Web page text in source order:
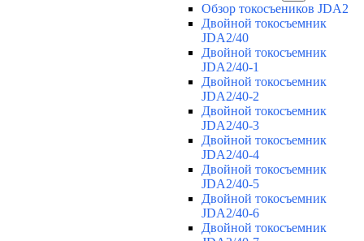
Обзор токосъеников JDA2
Двойной токосъемник
JDA2/40
Двойной токосъемник
JDA2/40-1
Двойной токосъемник
JDA2/40-2
Двойной токосъемник
JDA2/40-3
Двойной токосъемник
JDA2/40-4
Двойной токосъемник
JDA2/40-5
Двойной токосъемник
JDA2/40-6
Двойной токосъемник